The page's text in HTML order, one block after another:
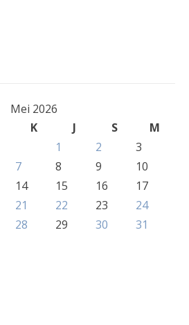
Mei 2026
K J S
M
1
2
3
7 8 9
10
14 15 16
17
21 22 23
24
28 29 30 31